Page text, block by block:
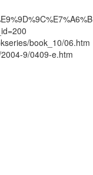
book_10/06.htm
9/0409-e.htm